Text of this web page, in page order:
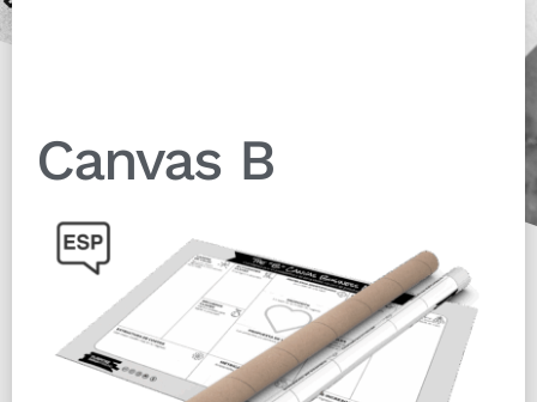
Canvas B